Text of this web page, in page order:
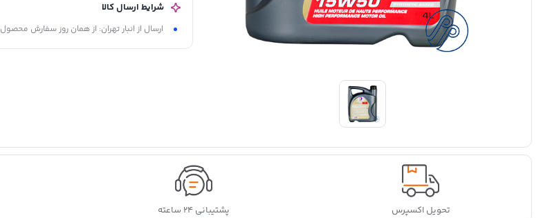
سوخت مایع دیگری استفاده می کند
شرایط ارسال کالا
ارسال از انبار تهران: از همان روز سفارش محصول
تحویل اکسپرس پشتیبانی ۲۴ ساعته